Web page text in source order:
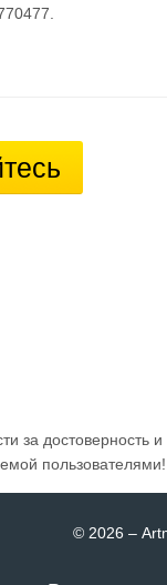
за достоверность и
пользователями!
© 2026 –